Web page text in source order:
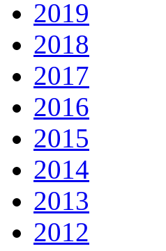
2019
2018
2017
2016
2015
2014
2013
2012